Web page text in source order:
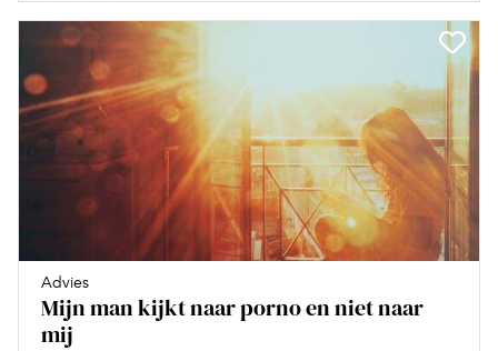
Advies
Mijn man kijkt naar porno en niet naar
mij